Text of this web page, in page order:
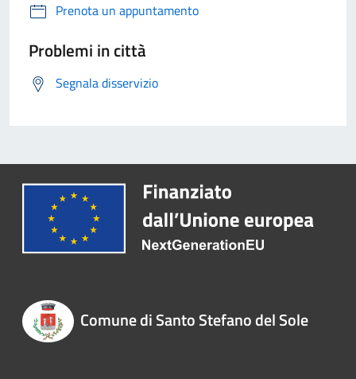
Prenota un appuntamento
Problemi in città
Segnala disservizio
Comune di Santo Stefano del Sole